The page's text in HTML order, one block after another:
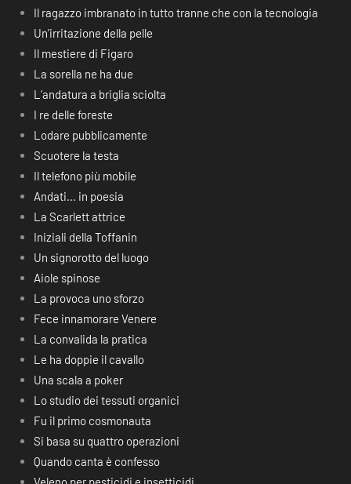
Il ragazzo imbranato in tutto tranne che con la tecnologia
Un’irritazione della pelle
Il mestiere di Figaro
La sorella ne ha due
L’andatura a briglia sciolta
I re delle foreste
Lodare pubblicamente
Scuotere la testa
Il telefono più mobile
Andati… in poesia
La Scarlett attrice
Iniziali della Toffanin
Un signorotto del luogo
Aiole spinose
La provoca uno sforzo
Fece innamorare Venere
La convalida la pratica
Le ha doppie il cavallo
Una scala a poker
Lo studio dei tessuti organici
Fu il primo cosmonauta
Si basa su quattro operazioni
Quando canta è confesso